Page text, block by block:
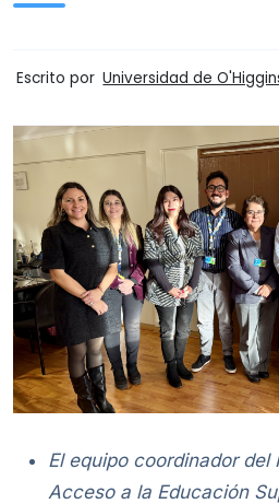
Escrito por Universidad de
El equipo coordinador del
Acceso a la Educación